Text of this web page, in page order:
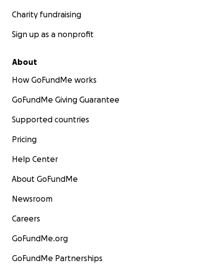
Charity fundraising
Sign up as a nonprofit
About
How GoFundMe works
GoFundMe Giving Guarantee
Supported countries
Pricing
Help Center
About GoFundMe
Newsroom
Careers
GoFundMe.org
GoFundMe Partnerships